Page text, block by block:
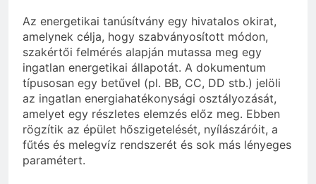
Az energetikai tanúsítvány egy hivatalos okirat,
amelynek célja, hogy szabványosított módon,
szakértői felmérés alapján mutassa meg egy
ingatlan energetikai állapotát. A dokumentum
típusosan egy betűvel (pl. BB, CC, DD stb.) jelöli
az ingatlan energiahatékonysági osztályozását,
amelyet egy részletes elemzés előz meg. Ebben
rögzítik az épület hőszigetelését, nyílászáróit, a
fűtés és melegvíz rendszerét és sok más lényeges
paramétert.